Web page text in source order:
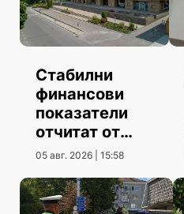
Стабилни
финансови
показатели
отчитат от
Община
05 авг. 2026 | 15:58